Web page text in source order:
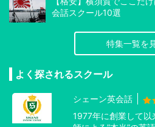
会話スクール10選
特集一覧を
よく探されるスクール
シェーン英会話
1977年に創業して